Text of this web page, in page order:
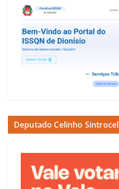
Deputado Celinho Sintrocel